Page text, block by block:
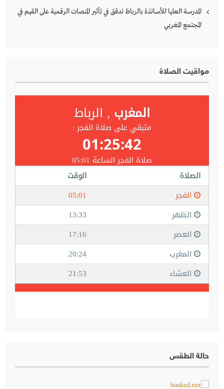
المدرسة العليا للأساتذة بالرباط تدقق في تأثير المنصات الرقمية على القيم في
المجتمع المغربي
مواقيت الصلاة
حالة الطقس